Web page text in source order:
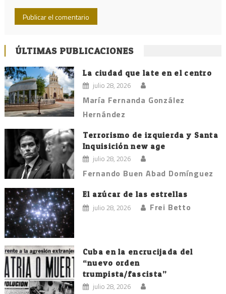
ÚLTIMAS PUBLICACIONES
La ciudad que late en el centro
julio 28, 2026
María Fernanda González
Hernández
Terrorismo de izquierda y Santa
Inquisición new age
julio 28, 2026
Fernando Buen Abad Domínguez
El azúcar de las estrellas
julio 28, 2026 Frei Betto
Cuba en la encrucijada del
“nuevo orden
trumpista/fascista”
julio 28, 2026